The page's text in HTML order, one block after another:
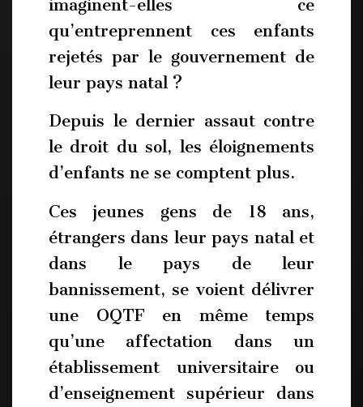
imaginent-elles ce
qu’entreprennent ces enfants
rejetés par le gouvernement de
leur pays natal ?
Depuis le dernier assaut contre
le droit du sol, les éloignements
d’enfants ne se comptent plus.
Ces jeunes gens de 18 ans,
étrangers dans leur pays natal et
dans le pays de leur
bannissement, se voient délivrer
une OQTF en même temps
qu’une affectation dans un
établissement universitaire ou
d’enseignement supérieur dans